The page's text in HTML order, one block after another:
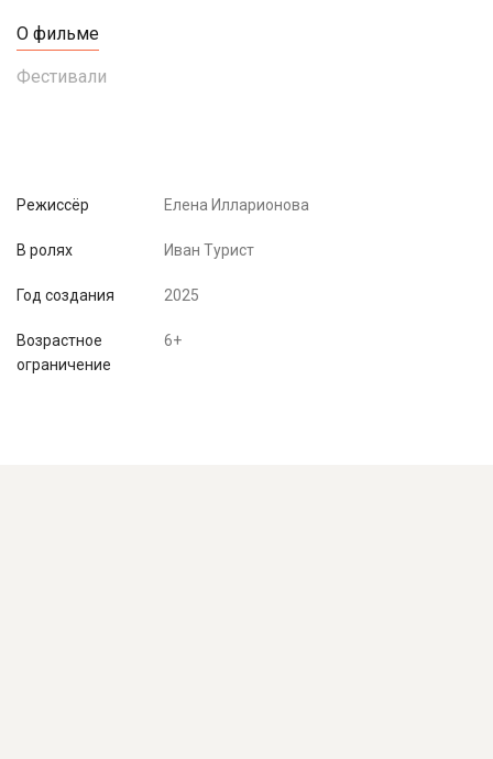
О фильме
Фестивали
Режиссёр Елена Илларионова
В ролях Иван Турист
Год создания 2025
Возрастное
ограничение
6+